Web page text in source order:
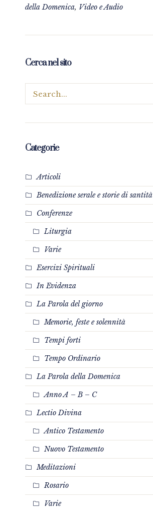
della Domenica, Video e Audio
Cerca nel sito
Categorie
Articoli
Benedizione serale e storie di santità
Conferenze
Liturgia
Varie
Esercizi Spirituali
In Evidenza
La Parola del giorno
Memorie, feste e solennità
Tempi forti
Tempo Ordinario
La Parola della Domenica
Anno A – B – C
Lectio Divina
Antico Testamento
Nuovo Testamento
Meditazioni
Rosario
Varie